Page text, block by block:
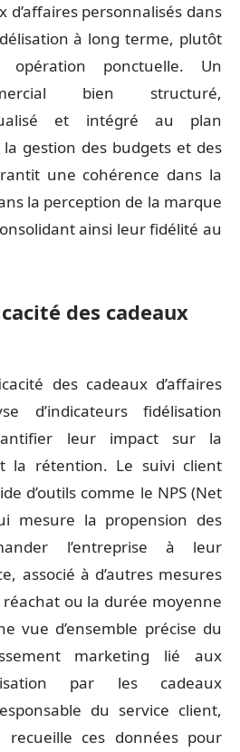
d’affaires personnalisés dans
à long terme, plutôt
ponctuelle. Un
bien structuré,
et intégré au plan
gestion des budgets et des
une cohérence dans la
la perception de la marque
ainsi leur fidélité au
des cadeaux
des cadeaux d’affaires
d’indicateurs fidélisation
leur impact sur la
la rétention. Le suivi client
d’outils comme le NPS (Net
mesure la propension des
l’entreprise à leur
associé à d’autres mesures
ou la durée moyenne
vue d’ensemble précise du
marketing lié aux
par les cadeaux
du service client,
recueille ces données pour